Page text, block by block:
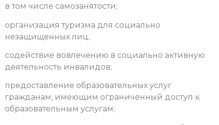
в том числе самозанятости;
организация туризма для социально
незащищенных лиц;
содействие вовлечению в социально активную
деятельность инвалидов;
предоставление образовательных услуг
гражданам, имеющим ограниченный доступ к
образовательным услугам;